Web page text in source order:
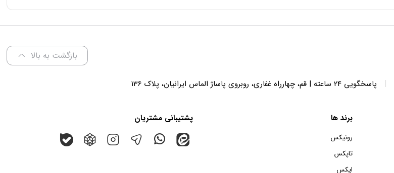
بازگشت به بالا
| پاسخگویی 24 ساعته | قم، چهارراه غفاری، روبروی پاساژ الماس ایرانیان، پلاک 136
برند ها
رونیکس
تاپکس
اپکس
پشتیبانی مشتریان